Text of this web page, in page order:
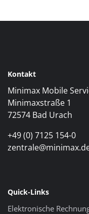
Kontakt
Minimax Mobile
Minimaxstraße 1
72574 Bad Urach
+49 (0) 7125 154-0
Quick-Links
Elektronische